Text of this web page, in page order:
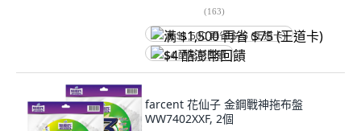
(163)
满 $1,500 再省 $75 (王道卡)
$4 酷澎幣回饋
farcent 花仙子 金鋼戰神拖布盤
WW7402XXF, 2個